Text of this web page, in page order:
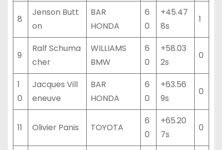
8
Jenson Butt
on
BAR
HONDA
6
0
+45.47
8s
1
9
Ralf Schuma
cher
WILLIAMS
BMW
6
0
+58.03
2s
0
1
0
Jacques Vill
eneuve
BAR
HONDA
6
0
+63.56
9s
0
11 Olivier Panis TOYOTA
6
0
+65.20
7s
0